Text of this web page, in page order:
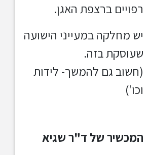
רפויים ברצפת האגן.
יש מחלקה במעייני הישועה
שעוסקת בזה.
(חשוב גם להמשך- לידות
וכו')
המכשיר של ד"ר שגיא